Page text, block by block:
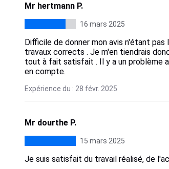
Mr hertmann P.
16 mars 2025
Difficile de donner mon avis n'étant
travaux corrects . Je m'en tiendrais
tout à fait satisfait . Il y a un problème
en compte.
Expérience du : 28 févr. 2025
Mr dourthe P.
15 mars 2025
Je suis satisfait du travail réalisé, de